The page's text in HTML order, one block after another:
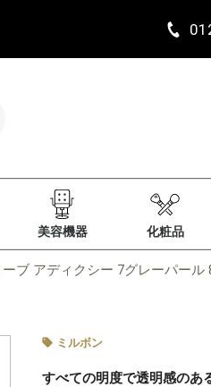
美容機器 化粧品
ブ アディクシー 7グレーパール
ミルボン
すべての明度で透明感のあ